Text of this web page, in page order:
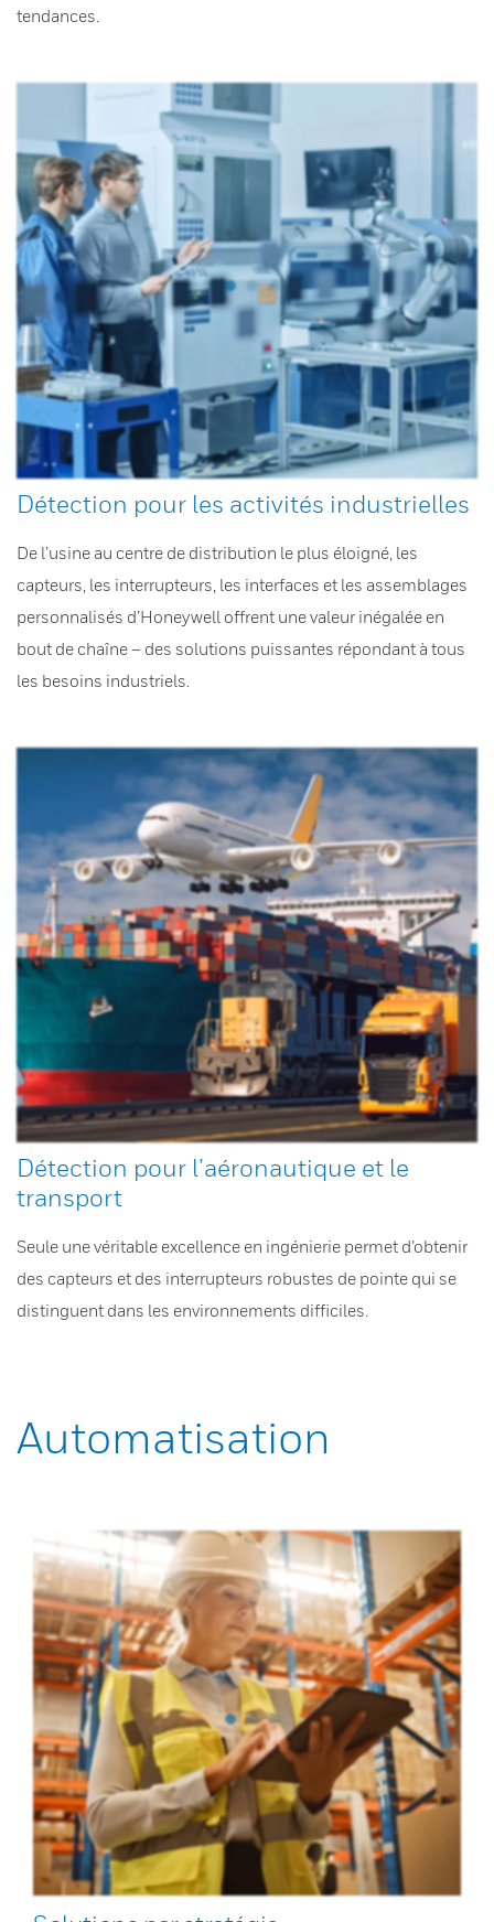
tendances.
Détection pour les activités industrielles
De l’usine au centre de distribution le plus éloigné, les
capteurs, les interrupteurs, les interfaces et les assemblages
personnalisés d’Honeywell offrent une valeur inégalée en
bout de chaîne – des solutions puissantes répondant à tous
les besoins industriels.
Détection pour l’aéronautique et le
transport
Seule une véritable excellence en ingénierie permet d’obtenir
des capteurs et des interrupteurs robustes de pointe qui se
distinguent dans les environnements difficiles.
Automatisation